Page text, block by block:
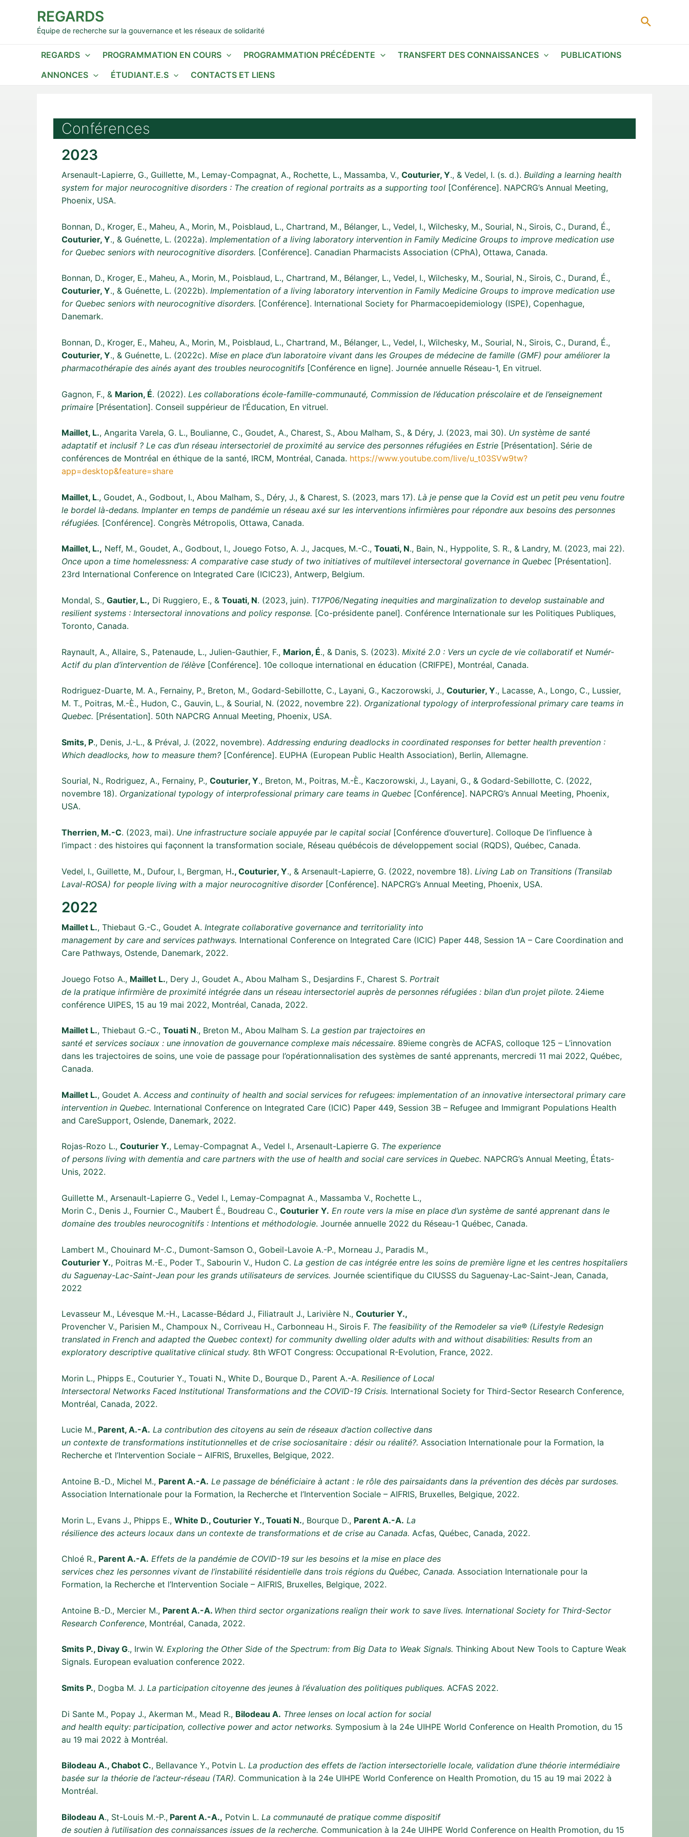
REGARDS
Équipe de recherche sur la gouvernance et les réseaux de solidarité
REGARDS PROGRAMMATION EN COURS PROGRAMMATION PRÉCÉDENTE TRANSFERT DES CONNAISSANCES
PUBLICATIONS
ANNONCES
ÉTUDIANT.E.S CONTACTS ET LIENS
Conférences
2023
Arsenault-Lapierre, G., Guillette, M., Lemay-Compagnat, A., Rochette, L., Massamba, V., Couturier, Y., & Vedel, I. (s. d.). Building a learning health
system for major neurocognitive disorders : The creation of regional portraits as a supporting tool [Conférence]. NAPCRG’s Annual Meeting,
Phoenix, USA.
Bonnan, D., Kroger, E., Maheu, A., Morin, M., Poisblaud, L., Chartrand, M., Bélanger, L., Vedel, I., Wilchesky, M., Sourial, N., Sirois, C., Durand, É.,
Couturier, Y., & Guénette, L. (2022a). Implementation of a living laboratory intervention in Family Medicine Groups to improve medication use
for Quebec seniors with neurocognitive disorders. [Conférence]. Canadian Pharmacists Association (CPhA), Ottawa, Canada.
Bonnan, D., Kroger, E., Maheu, A., Morin, M., Poisblaud, L., Chartrand, M., Bélanger, L., Vedel, I., Wilchesky, M., Sourial, N., Sirois, C., Durand, É.,
Couturier, Y., & Guénette, L. (2022b). Implementation of a living laboratory intervention in Family Medicine Groups to improve medication use
for Quebec seniors with neurocognitive disorders. [Conférence]. International Society for Pharmacoepidemiology (ISPE), Copenhague,
Danemark.
Bonnan, D., Kroger, E., Maheu, A., Morin, M., Poisblaud, L., Chartrand, M., Bélanger, L., Vedel, I., Wilchesky, M., Sourial, N., Sirois, C., Durand, É.,
Couturier, Y., & Guénette, L. (2022c). Mise en place d’un laboratoire vivant dans les Groupes de médecine de famille (GMF) pour améliorer la
pharmacothérapie des ainés ayant des troubles neurocognitifs [Conférence en ligne]. Journée annuelle Réseau-1, En vitruel.
Gagnon, F., & Marion, É. (2022). Les collaborations école-famille-communauté, Commission de l’éducation préscolaire et de l’enseignement
primaire [Présentation]. Conseil suppérieur de l’Éducation, En vitruel.
Maillet, L., Angarita Varela, G. L., Boulianne, C., Goudet, A., Charest, S., Abou Malham, S., & Déry, J. (2023, mai 30). Un système de santé
adaptatif et inclusif ? Le cas d’un réseau intersectoriel de proximité au service des personnes réfugiées en Estrie [Présentation]. Série de
conférences de Montréal en éthique de la santé, IRCM, Montréal, Canada. https://www.youtube.com/live/u_t03SVw9tw?
app=desktop&feature=share
Maillet, L., Goudet, A., Godbout, I., Abou Malham, S., Déry, J., & Charest, S. (2023, mars 17). Là je pense que la Covid est un petit peu venu foutre
le bordel là-dedans. Implanter en temps de pandémie un réseau axé sur les interventions infirmières pour répondre aux besoins des personnes
réfugiées. [Conférence]. Congrès Métropolis, Ottawa, Canada.
Maillet, L., Neff, M., Goudet, A., Godbout, I., Jouego Fotso, A. J., Jacques, M.-C., Touati, N., Bain, N., Hyppolite, S. R., & Landry, M. (2023, mai 22).
Once upon a time homelessness: A comparative case study of two initiatives of multilevel intersectoral governance in Quebec [Présentation].
23rd International Conference on Integrated Care (ICIC23), Antwerp, Belgium.
Mondal, S., Gautier, L., Di Ruggiero, E., & Touati, N. (2023, juin). T17P06/Negating inequities and marginalization to develop sustainable and
resilient systems : Intersectoral innovations and policy response. [Co-présidente panel]. Conférence Internationale sur les Politiques Publiques,
Toronto, Canada.
Raynault, A., Allaire, S., Patenaude, L., Julien-Gauthier, F., Marion, É., & Danis, S. (2023). Mixité 2.0 : Vers un cycle de vie collaboratif et Numér-
Actif du plan d’intervention de l’élève [Conférence]. 10e colloque international en éducation (CRIFPE), Montréal, Canada.
Rodriguez-Duarte, M. A., Fernainy, P., Breton, M., Godard-Sebillotte, C., Layani, G., Kaczorowski, J., Couturier, Y., Lacasse, A., Longo, C., Lussier,
M. T., Poitras, M.-È., Hudon, C., Gauvin, L., & Sourial, N. (2022, novembre 22). Organizational typology of interprofessional primary care teams in
Quebec. [Présentation]. 50th NAPCRG Annual Meeting, Phoenix, USA.
Smits, P., Denis, J.-L., & Préval, J. (2022, novembre). Addressing enduring deadlocks in coordinated responses for better health prevention :
Which deadlocks, how to measure them? [Conférence]. EUPHA (European Public Health Association), Berlin, Allemagne.
Sourial, N., Rodriguez, A., Fernainy, P., Couturier, Y., Breton, M., Poitras, M.-È., Kaczorowski, J., Layani, G., & Godard-Sebillotte, C. (2022,
novembre 18). Organizational typology of interprofessional primary care teams in Quebec [Conférence]. NAPCRG’s Annual Meeting, Phoenix,
USA.
Therrien, M.-C. (2023, mai). Une infrastructure sociale appuyée par le capital social [Conférence d’ouverture]. Colloque De l’influence à
l’impact : des histoires qui façonnent la transformation sociale, Réseau québécois de développement social (RQDS), Québec, Canada.
Vedel, I., Guillette, M., Dufour, I., Bergman, H., Couturier, Y., & Arsenault-Lapierre, G. (2022, novembre 18). Living Lab on Transitions (Transilab
Laval-ROSA) for people living with a major neurocognitive disorder[Conférence]. NAPCRG’s Annual Meeting, Phoenix, USA.
2022
Maillet L., Thiebaut G.-C., Goudet A. Integrate collaborative governance and territoriality into
management by care and services pathways. International Conference on Integrated Care (ICIC) Paper 448, Session 1A – Care Coordination and
Care Pathways, Ostende, Danemark, 2022.
Jouego Fotso A., Maillet L., Dery J., Goudet A., Abou Malham S., Desjardins F., Charest S. Portrait
de la pratique infirmière de proximité intégrée dans un réseau intersectoriel auprès de personnes réfugiées : bilan d’un projet pilote. 24ieme
conférence UIPES, 15 au 19 mai 2022, Montréal, Canada, 2022.
Maillet L., Thiebaut G.-C., Touati N., Breton M., Abou Malham S. La gestion par trajectoires en
santé et services sociaux : une innovation de gouvernance complexe mais nécessaire. 89ieme congrès de ACFAS, colloque 125 – L’innovation
dans les trajectoires de soins, une voie de passage pour l’opérationnalisation des systèmes de santé apprenants, mercredi 11 mai 2022, Québec,
Canada.
Maillet L., Goudet A. Access and continuity of health and social services for refugees: implementation of an innovative intersectoral primary care
intervention in Quebec. International Conference on Integrated Care (ICIC) Paper 449, Session 3B – Refugee and Immigrant Populations Health
and CareSupport, Oslende, Danemark, 2022.
Rojas-Rozo L., Couturier Y., Lemay-Compagnat A., Vedel I., Arsenault-Lapierre G. The experience
of persons living with dementia and care partners with the use of health and social care services in Quebec. NAPCRG’s Annual Meeting, États-
Unis, 2022.
Guillette M., Arsenault-Lapierre G., Vedel I., Lemay-Compagnat A., Massamba V., Rochette L.,
Morin C., Denis J., Fournier C., Maubert É., Boudreau C., Couturier Y. En route vers la mise en place d’un système de santé apprenant dans le
domaine des troubles neurocognitifs : Intentions et méthodologie. Journée annuelle 2022 du Réseau-1 Québec, Canada.
Lambert M., Chouinard M-.C., Dumont-Samson O., Gobeil-Lavoie A.-P., Morneau J., Paradis M.,
Couturier Y., Poitras M.-E., Poder T., Sabourin V., Hudon C. La gestion de cas intégrée entre les soins de première ligne et les centres hospitaliers
du Saguenay-Lac-Saint-Jean pour les grands utilisateurs de services. Journée scientifique du CIUSSS du Saguenay-Lac-Saint-Jean, Canada,
2022
Levasseur M., Lévesque M.-H., Lacasse-Bédard J., Filiatrault J., Larivière N., Couturier Y.,
Provencher V., Parisien M., Champoux N., Corriveau H., Carbonneau H., Sirois F. The feasibility of the Remodeler sa vie® (Lifestyle Redesign
translated in French and adapted the Quebec context) for community dwelling older adults with and without disabilities: Results from an
exploratory descriptive qualitative clinical study. 8th WFOT Congress: Occupational R-Evolution, France, 2022.
Morin L., Phipps E., Couturier Y., Touati N., White D., Bourque D., Parent A.-A. Resilience of Local
Intersectoral Networks Faced Institutional Transformations and the COVID-19 Crisis. International Society for Third-Sector Research Conference,
Montréal, Canada, 2022.
Lucie M., Parent, A.-A. La contribution des citoyens au sein de réseaux d’action collective dans
un contexte de transformations institutionnelles et de crise sociosanitaire : désir ou réalité?. Association Internationale pour la Formation, la
Recherche et l’Intervention Sociale – AIFRIS, Bruxelles, Belgique, 2022.
Antoine B.-D., Michel M., Parent A.-A. Le passage de bénéficiaire à actant : le rôle des pairsaidants dans la prévention des décès par surdoses.
Association Internationale pour la Formation, la Recherche et l’Intervention Sociale – AIFRIS, Bruxelles, Belgique, 2022.
Morin L., Evans J., Phipps E., White D., Couturier Y., Touati N., Bourque D., Parent A.-A. La
résilience des acteurs locaux dans un contexte de transformations et de crise au Canada. Acfas, Québec, Canada, 2022.
Chloé R., Parent A.-A. Effets de la pandémie de COVID-19 sur les besoins et la mise en place des
services chez les personnes vivant de l’instabilité résidentielle dans trois régions du Québec, Canada. Association Internationale pour la
Formation, la Recherche et l’Intervention Sociale – AIFRIS, Bruxelles, Belgique, 2022.
Antoine B.-D., Mercier M., Parent A.-A. When third sector organizations realign their work to save lives. International Society for Third-Sector
Research Conference, Montréal, Canada, 2022.
Smits P., Divay G., Irwin W. Exploring the Other Side of the Spectrum: from Big Data to Weak Signals. Thinking About New Tools to Capture Weak
Signals. European evaluation conference 2022.
Smits P., Dogba M. J. La participation citoyenne des jeunes à l’évaluation des politiques publiques. ACFAS 2022.
Di Sante M., Popay J., Akerman M., Mead R., Bilodeau A. Three lenses on local action for social
and health equity: participation, collective power and actor networks. Symposium à la 24e UIHPE World Conference on Health Promotion, du 15
au 19 mai 2022 à Montréal.
Bilodeau A., Chabot C., Bellavance Y., Potvin L. La production des effets de l’action intersectorielle locale, validation d’une théorie intermédiaire
basée sur la théorie de l‘acteur-réseau (TAR). Communication à la 24e UIHPE World Conference on Health Promotion, du 15 au 19 mai 2022 à
Montréal.
Bilodeau A., St-Louis M.-P., Parent A.-A., Potvin L. La communauté de pratique comme dispositif
de soutien à l’utilisation des connaissances issues de la recherche. Communication à la 24e UIHPE World Conference on Health Promotion, du 15